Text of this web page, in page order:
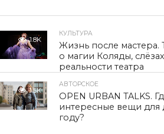
1.8K
КУЛЬТУРА
Жизнь после
о магии Коляды,
реальности театра
1.5K
АВТОРСКОЕ
OPEN URBAN TALKS.
интересные вещи для
году?